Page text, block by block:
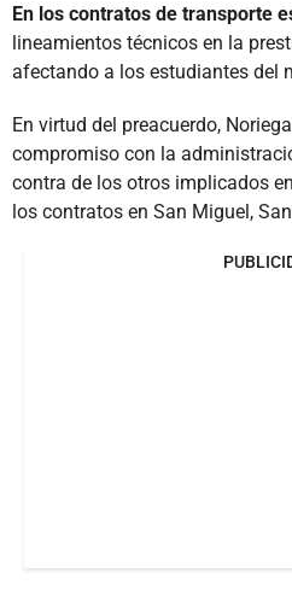
En los contratos de transporte
lineamientos técnicos en la
afectando a los estudiantes del
En virtud del preacuerdo,
compromiso con la
contra de los otros implicados
los contratos en San Miguel,